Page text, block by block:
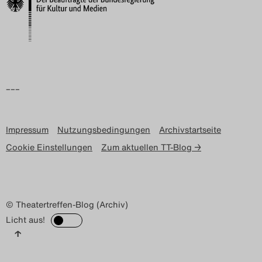
–––
Impressum Nutzungsbedingungen
Archivstartseite
Cookie Einstellungen
Zum aktuellen TT-Blog →
© Theatertreffen-Blog (Archiv)
Licht aus!
↑